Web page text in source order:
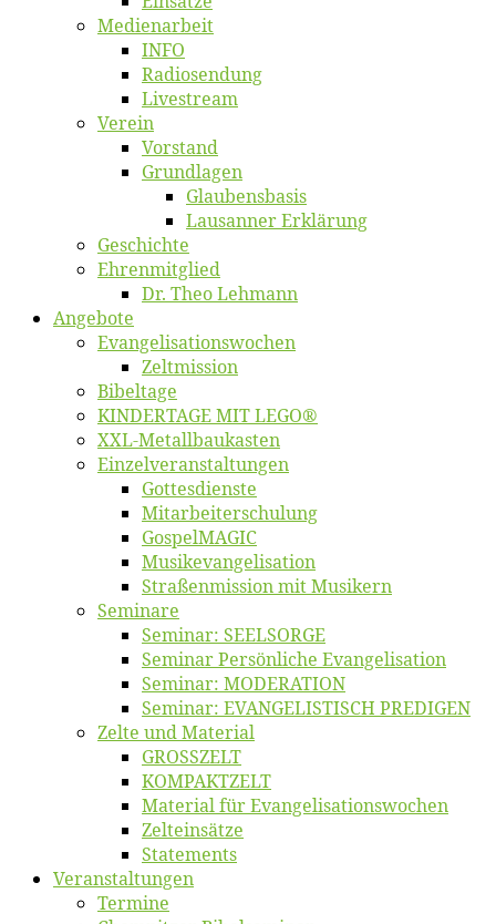
Me­di­en­ar­beit
INFO
Ra­dio­sen­dung
Live­stream
Ver­ein
Vor­stand
Grund­la­gen
Glaubens­ba­sis
Lausan­ner Erklärung
Ge­schich­te
Eh­ren­mit­glied
Dr. Theo Lehmann
An­ge­bo­te
Evangelisa­tions­wo­chen
Zelt­mis­si­on
Bi­bel­ta­ge
KINDERTAGE MIT LEGO®
XXL-Me­­tal­l­­bau­­kas­­ten
Einzelver­an­stal­tungen
Got­tes­diens­te
Mitarbeiter­schulung
Gos­pel­MA­GIC
Musikevan­ge­li­sa­tion
Straßenmis­sion mit Musikern
Se­mi­na­re
Se­mi­nar: SEELSORGE
Se­mi­nar Per­sön­li­che Evangelisation
Se­mi­nar: MODERATION
Se­mi­nar: EVANGELISTISCH PREDIGEN
Zel­te und Material
GROSSZELT
KOMPAKTZELT
Ma­te­ri­al für Evangelisationswochen
Zelt­ein­sät­ze
State­ments
Ver­an­stal­tun­gen
Ter­mi­ne